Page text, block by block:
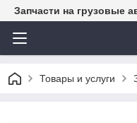
Запчасти на грузовые
Товары и услуги